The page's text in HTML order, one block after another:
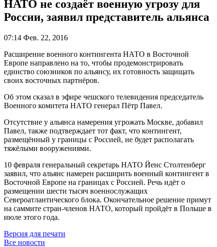
НАТО не создаёт военную угрозу для
России, заявил представитель альянса
07:14 Фев. 22, 2016
Расширение военного контингента НАТО в Восточной
Европе направлено на то, чтобы продемонстрировать
единство союзников по альянсу, их готовность защищать
своих восточных партнёров.
Об этом сказал в эфире чешского телевидения председатель
Военного комитета НАТО генерал Пётр Павел.
Отсутствие у альянса намерения угрожать Москве, добавил
Павел, также подтверждает тот факт, что контингент,
размещённый у границы с Россией, не будет располагать
тяжёлыми вооружениями.
10 февраля генеральный секретарь НАТО Йенс Столтенберг
заявил, что альянс намерен расширить военный контингент в
Восточной Европе на границах с Россией. Речь идёт о
размещении шести тысяч военнослужащих
Североатлантического блока. Окончательное решение примут
на саммите стран-членов НАТО, который пройдёт в Польше в
июле этого года.
Версия для печати
Все новости